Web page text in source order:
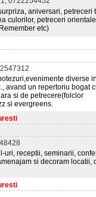
aniversari, petreceri
culorilor, petreceri
etc)
diverse in
avand un repertoriu bogat
si de petrecere(folclor
si evergreens.
receptii, seminarii,
si decoram locatii,